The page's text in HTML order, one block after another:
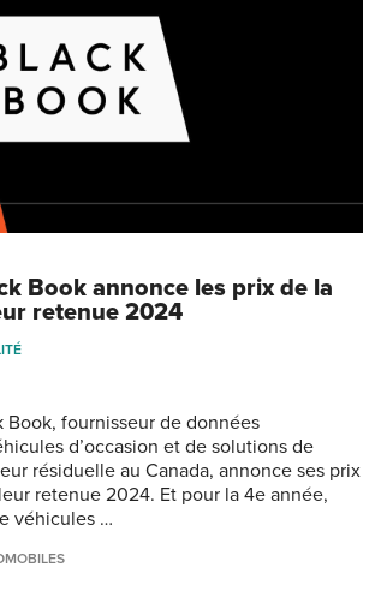
Book annonce les prix de la
retenue 2024
Book, fournisseur de données
d’occasion et de solutions de
résiduelle au Canada, annonce ses prix
retenue 2024. Et pour la 4e année,
véhicules …